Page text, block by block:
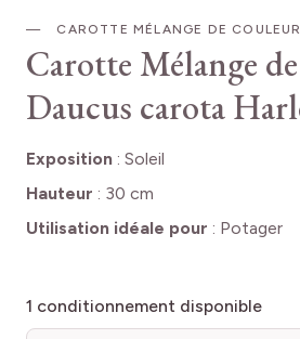
CAROTTE MÉLANGE DE
Carotte Mélange
Daucus carota
Exposition : Soleil
Hauteur : 30 cm
Utilisation idéale pour : Potager
1 conditionnement disponible